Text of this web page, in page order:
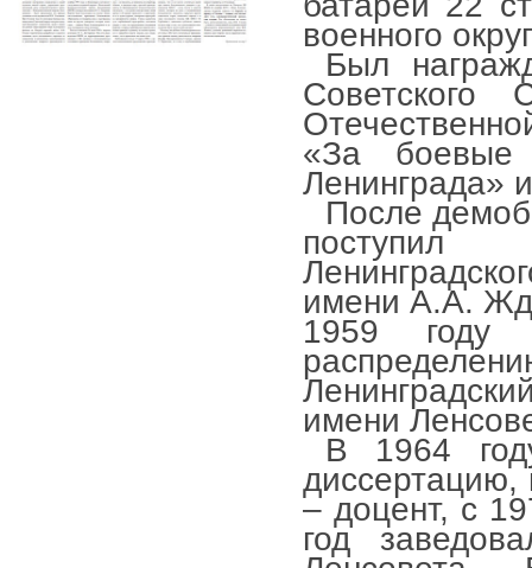
военного
Был
Советского
«За боевые
Ленинграда»
После
поступил
имени А.А.
1959
имени
В 1964
диссертацию,
– доцент, с
год